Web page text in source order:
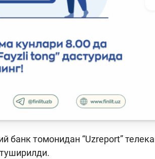
Сайт харитаси
томонидан “Uzreport”